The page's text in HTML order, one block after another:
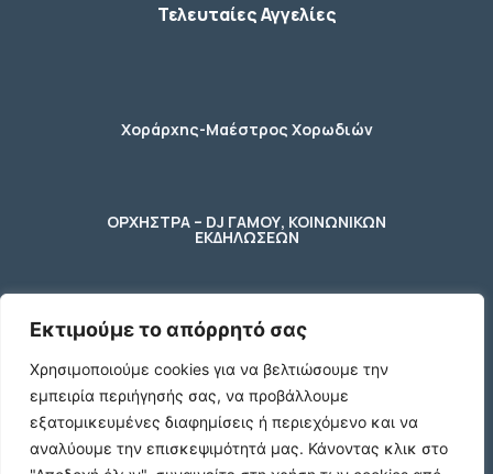
Εκτιμούμε το απόρρητό σας
Χρησιμοποιούμε cookies για να βελτιώσουμε την
εμπειρία περιήγησής σας, να προβάλλουμε
εξατομικευμένες διαφημίσεις ή περιεχόμενο και να
αναλύουμε την επισκεψιμότητά μας. Κάνοντας κλικ στο
Τελευταίες Αγγελίες
Χοράρχης-Μαέστρος Χορωδιών
ΟΡΧΗΣΤΡΑ – DJ ΓΑΜΟΥ, ΚΟΙΝΩΝΙΚΩΝ
ΕΚΔΗΛΩΣΕΩΝ
φύλακας – κηπουρος
2 Ποτήρια μπύρας ενός λίτρου (1 L)
γυάλινα με χερούλι
€10